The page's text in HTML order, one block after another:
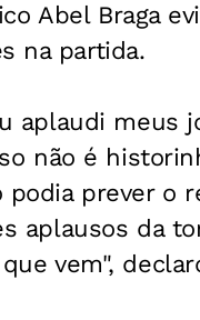
Abel Braga
na partida.
aplaudi meus
não é
prever o
aplausos da
vem",